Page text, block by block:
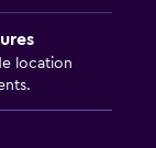
location